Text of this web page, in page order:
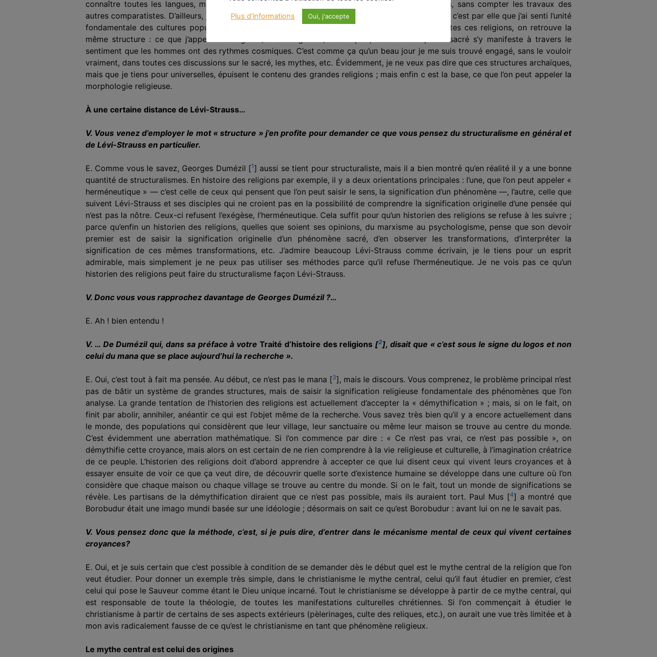
connaître toutes les langues, mais il existe de bonnes traductions, des monographies sérieuses, sans compter les travaux des
autres comparatistes. D’ailleurs, je crois que mon expé­rience indienne m’a beaucoup servi puisque c’est par elle que j’ai senti l’unité
fondamentale des cultures populaires issues du néolithique. Dans toutes ces cul­tures, dans toutes ces religions, on retrouve la
même structure : ce que j’appelle la religion (ou la religiosité) cosmique ; c’est-à-dire que le sacré s’y manifeste à tra­vers le
sentiment que les hommes ont des rythmes cosmiques. C’est comme ça qu’un beau jour je me suis trouvé engagé, sans le vouloir
vraiment, dans toutes ces discussions sur le sacré, les mythes, etc. Évidemment, je ne veux pas dire que ces structures archaïques,
mais que je tiens pour universelles, épuisent le contenu des grandes religions ; mais enfin c est la base, ce que l’on peut appeler la
morphologie religieuse.
À une certaine distance de Lévi-Strauss…
V. Vous venez d’employer le mot « structure » j’en profite pour demander ce que vouspensez du structuralisme en général et
de Lévi-Strauss en particulier.
E. Comme vous le savez, Georges Dumézil [1] aussi se tient pour structuraliste, mais il a bien montré qu’en réalité il y a une bonne
quantité de structuralismes. En histoire des religions par exemple, il y a deux orien­tations principales : l’une, que l’on peut appeler «
herméneutique » — c’est celle de ceux qui pensent que l’on peut saisir le sens, la signification d’un phéno­mène —, l’autre, celle que
suivent Lévi-Strauss et ses disciples qui ne croient pas en la possibilité de com­prendre la signification originelle d’une pensée qui
n’est pas la nôtre. Ceux-ci refusent l’exégèse, l’hermé­neutique. Cela suffit pour qu’un historien des religions se refuse à les suivre ;
parce qu’enfin un historien des religions, quelles que soient ses opinions, du marxisme au psychologisme, pense que son devoir
premier est de saisir la signification originelle d’un phénomène sacré, d’en observer les transformations, d’interpréter la
signification de ces mêmes transformations, etc. J’admire beaucoup Lévi-Strauss comme écrivain, je le tiens pour un esprit
admirable, mais simplement je ne peux pas utiliser ses méthodes parce qu’il refuse l’her­méneutique. Je ne vois pas ce qu’un
historien des reli­gions peut faire du structuralisme façon Lévi-Strauss.
V. Donc vous vous rapprochez davantage de Georges Dumézil ?…
E. Ah ! bien entendu !
V. … De Dumézil qui, dans sa préface à votre Traité d’histoire des religions [2], disait que « c’est sous le signe du logos et non
celui du mana que se place aujour­d’hui la recherche ».
E. Oui, c’est tout à fait ma pensée. Au début, ce n’est pas le mana [3] , mais le discours. Vous comprenez, le problème principal n’est
pas de bâtir un système de grandes structures, mais de saisir la signification reli­gieuse fondamentale des phénomènes que l’on
analyse. La grande tentation de l’historien des religions est actuellement d’accepter la « démythification » ; mais, si on le fait, on
finit par abolir, annihiler, anéantir ce qui est l’objet même de la recherche. Vous savez très bien qu’il y a encore actuellement dans
le monde, des populations qui considèrent que leur village, leur sanc­tuaire ou même leur maison se trouve au centre du monde.
C’est évidemment une aberration mathémati­que. Si l’on commence par dire : « Ce n’est pas vrai, ce n’est pas possible », on
démythifie cette croyance, mais alors on est certain de ne rien comprendre à la vie religieuse et culturelle, à l’imagination créatrice
de ce peuple. L’historien des religions doit d’abord apprendre à accepter ce que lui disent ceux qui vivent leurs croyances et à
essayer ensuite de voir ce que ça veut dire, de découvrir quelle sorte d’existence humaine se développe dans une culture où l’on
considère que chaque maison ou chaque village se trouve au centre du monde. Si on le fait, tout un monde de significations se
révèle. Les partisans de la démythification diraient que ce n’est pas possible, mais ils auraient tort. Paul Mus [4] a montré que
Borobudur était une imago mundi basée sur une idéologie ; désormais on sait ce qu’est Borobudur : avant lui on ne le savait pas.
V. Vous pensez donc que la méthode, c’est, si je puis dire, d’entrer dans le mécanisme mental de ceux qui vivent certaines
croyances?
E. Oui, et je suis certain que c’est possible à condition de se demander dès le début quel est le mythe central de la religion que l’on
veut étudier. Pour donner un exemple très simple, dans le christianisme le mythe central, celui qu’il faut étudier en premier, c’est
celui qui pose le Sauveur comme étant le Dieu unique incar­né. Tout le christianisme se développe à partir de ce mythe central, qui
est responsable de toute la théolo­gie, de toutes les manifestations culturelles chrétiennes. Si l’on commençait à étudier le
christianisme à partir de certains de ses aspects extérieurs (pèlerinages, culte des reliques, etc.), on aurait une vue très limitée et à
mon avis radicalement fausse de ce qu’est le christia­nisme en tant que phénomène religieux.
Le mythe central est celui des origines
Plus d'informations Oui, j'accepte